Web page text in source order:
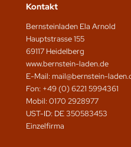
Kontakt
Bernsteinladen Ela Arnold
Hauptstrasse 155
69117 Heidelberg
www.bernstein-laden.de
E-Mail: mail@bernstein-
Fon: +49 (0) 6221 5994361
Mobil: 0170 2928977
UST-ID: DE 350583453
Einzelfirma